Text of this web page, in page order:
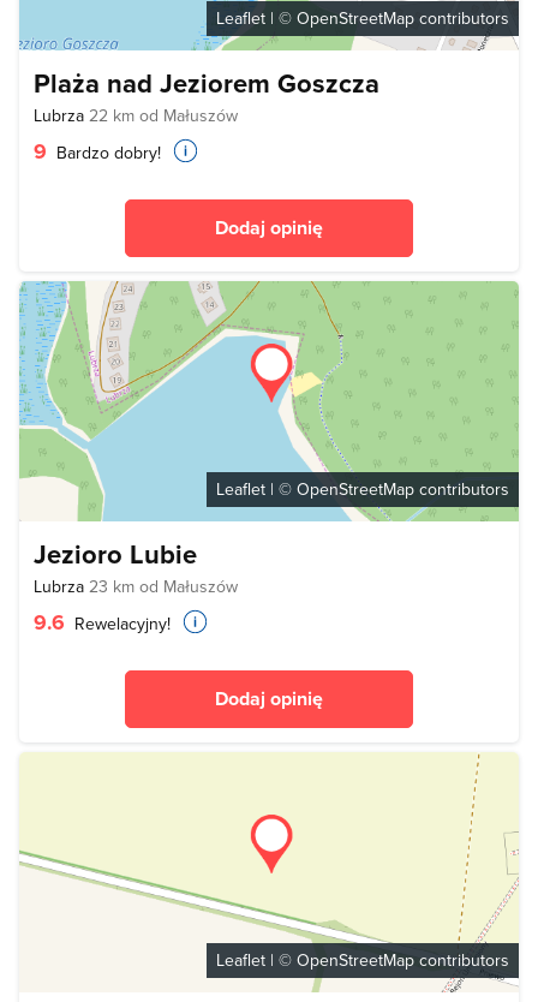
Leaflet | © OpenStreetMap contributors
Plaża nad Jeziorem Goszcza
Lubrza 22 km od Małuszów
9 Bardzo dobry!
Dodaj opinię
Leaflet | © OpenStreetMap contributors
Jezioro Lubie
Lubrza 23 km od Małuszów
9.6 Rewelacyjny!
Dodaj opinię
Leaflet | © OpenStreetMap contributors